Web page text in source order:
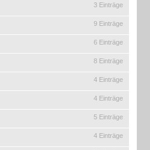
3 Einträge
9 Einträge
6 Einträge
8 Einträge
4 Einträge
4 Einträge
5 Einträge
4 Einträge